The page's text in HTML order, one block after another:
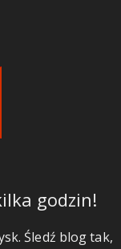
godzin!
Śledź blog tak,